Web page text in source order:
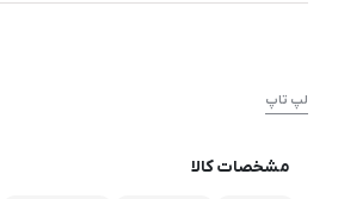
لپ تاپ
مشخصات کالا